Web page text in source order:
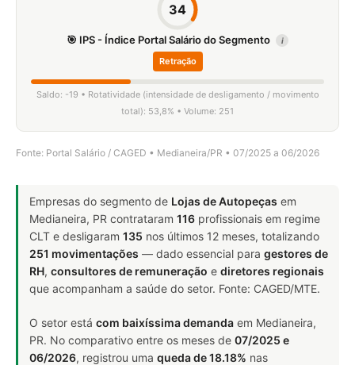
34
🎯 IPS - Índice Portal Salário do Segmento i
Retração
Saldo: -19 • Rotatividade (intensidade de desligamento / movimento
total): 53,8% • Volume: 251
Fonte: Portal Salário / CAGED • Medianeira/PR • 07/2025 a 06/2026
Empresas do segmento de Lojas de Autopeças em
Medianeira, PR contrataram 116 profissionais em regime
CLT e desligaram 135 nos últimos 12 meses, totalizando
251 movimentações — dado essencial para gestores de
RH, consultores de remuneração e diretores regionais
que acompanham a saúde do setor. Fonte: CAGED/MTE.
O setor está com baixíssima demanda em Medianeira,
PR. No comparativo entre os meses de 07/2025 e
06/2026, registrou uma queda de 18.18% nas